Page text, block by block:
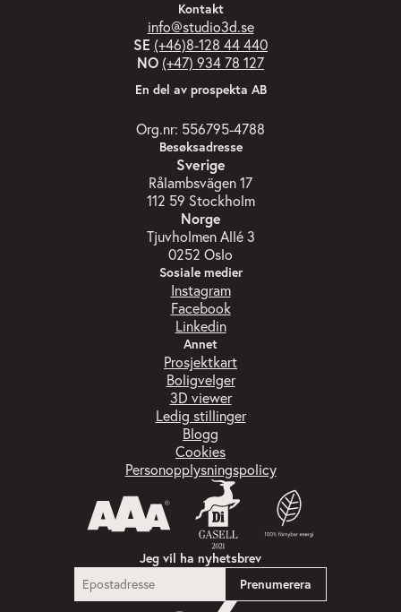
Kontakt
info@studio3d.se
SE (+46)8-128 44 440
NO (+47) 934 78 127
En del av prospekta AB
Org.nr: 556795-4788
Besøksadresse
Sverige
Rålambsvägen 17
112 59 Stockholm
Norge
Tjuvholmen Allé 3
0252 Oslo
Sosiale medier
Instagram
Facebook
Linkedin
Annet
Prosjektkart
Boligvelger
3D viewer
Ledig stillinger
Blogg
Cookies
Personopplysningspolicy
Jeg vil ha nyhetsbrev